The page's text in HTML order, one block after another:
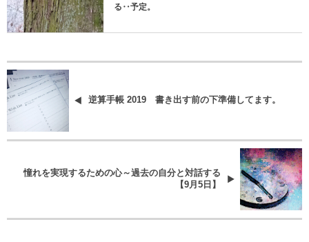
る‥予定。
逆算手帳 2019 書き出す前の下準備してます。
憧れを実現するための心～過去の自分と対話する
【9月5日】